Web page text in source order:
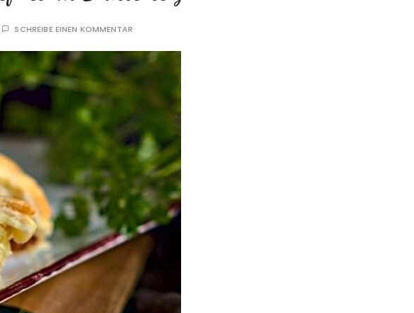
SCHREIBE EINEN KOMMENTAR